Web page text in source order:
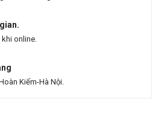
khi online.
Kiếm-Hà Nội.